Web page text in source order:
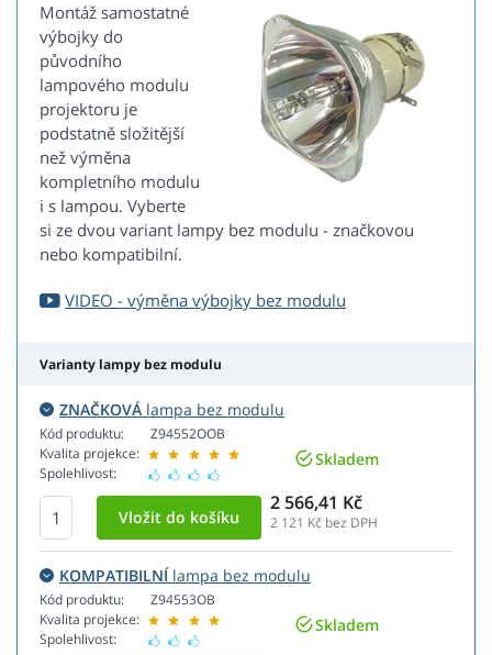
Montáž samostatné
výbojky do
původního
lampového modulu
projektoru je
podstatně složitější
než výměna
kompletního modulu
i s lampou. Vyberte
si ze dvou variant lampy bez modulu - značkovou
nebo kompatibilní.
VIDEO - výměna výbojky bez modulu
Varianty lampy bez modulu
ZNAČKOVÁ lampa bez modulu
Kód produktu:
Kvalita projekce:
Spolehlivost:
Z94552OOB
Skladem
2 566,41 Kč
2 121 Kč bez DPH
KOMPATIBILNÍlampa bez modulu
Kód produktu:
Kvalita projekce:
Spolehlivost:
Z94553OB
Skladem